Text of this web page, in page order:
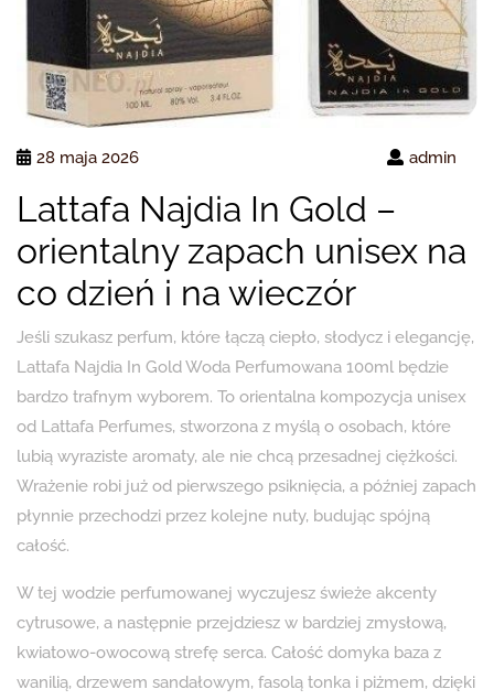
28 maja 2026 admin
Lattafa Najdia In Gold –
orientalny zapach unisex na
co dzień i na wieczór
Jeśli szukasz perfum, które łączą ciepło, słodycz i elegancję,
Lattafa Najdia In Gold Woda Perfumowana 100ml będzie
bardzo trafnym wyborem. To orientalna kompozycja unisex
od Lattafa Perfumes, stworzona z myślą o osobach, które
lubią wyraziste aromaty, ale nie chcą przesadnej ciężkości.
Wrażenie robi już od pierwszego psiknięcia, a później zapach
płynnie przechodzi przez kolejne nuty, budując spójną
całość.
W tej wodzie perfumowanej wyczujesz świeże akcenty
cytrusowe, a następnie przejdziesz w bardziej zmysłową,
kwiatowo-owocową strefę serca. Całość domyka baza z
wanilią, drzewem sandałowym, fasolą tonka i piżmem, dzięki